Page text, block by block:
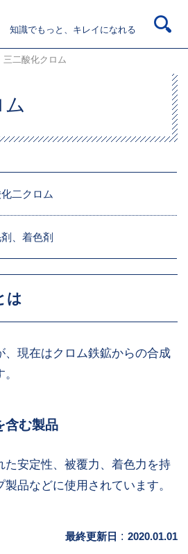
知識でもっと、キレイになれる
三二酸化クロム
ム
二クロム
、着色剤
は
、現在はクロム鉄鉱からの合成
含む製品
た安定性、被覆力、着色力を持
品などに使用されています。
最終更新日 : 2020.01.01